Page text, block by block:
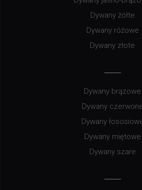
Dywany żółte
Dywany różowe
Dywany złote
Dywany brązowe
Dywany
Dywany
Dywany miętowe
Dywany szare